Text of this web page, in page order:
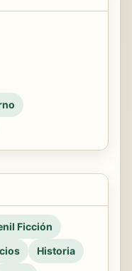
Ficción
Historia